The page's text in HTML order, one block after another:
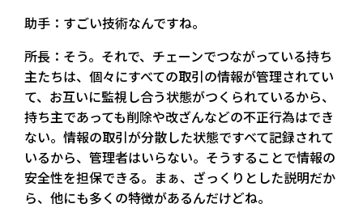
助手：すごい技術なんですね。
所長：そう。それで、チェーンでつながっている持ち
主たちは、個々にすべての取引の情報が管理されてい
て、お互いに監視し合う状態がつくられているから、
持ち主であっても削除や改ざんなどの不正行為はでき
ない。情報の取引が分散した状態ですべて記録されて
いるから、管理者はいらない。そうすることで情報の
安全性を担保できる。まぁ、ざっくりとした説明だか
ら、他にも多くの特徴があるんだけどね。